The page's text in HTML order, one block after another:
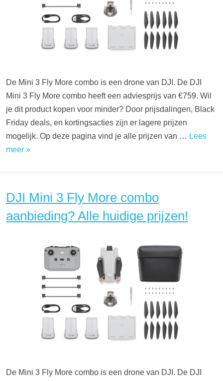
De Mini 3 Fly More combo is een drone van DJI. De DJI
Mini 3 Fly More combo heeft een adviesprijs van €759. Wil
je dit product kopen voor minder? Door prijsdalingen, Black
Friday deals, en kortingsacties zijn er lagere prijzen
mogelijk. Op deze pagina vind je alle prijzen van … Lees
meer »
DJI Mini 3 Fly More combo
aanbieding? Alle huidige prijzen!
De Mini 3 Fly More combo is een drone van DJI. De DJI